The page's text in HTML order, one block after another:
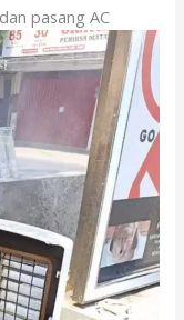
pasang AC